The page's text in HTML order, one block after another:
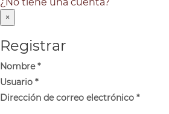
×
Registrar
Nombre*
Usuario *
Dirección de correo electrónico *